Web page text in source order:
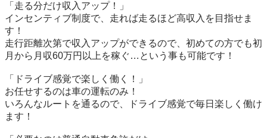
「走る分だけ収入アップ！」
インセンティブ制度で、走れば走るほど高収入を目指せま
す！
走行距離次第で収入アップができるので、初めての方でも初
月から月収60万円以上を稼ぐ…という事も可能です！
「ドライブ感覚で楽しく働く！」
お任せするのは車の運転のみ！
いろんなルートを通るので、ドライブ感覚で毎日楽しく働け
ます！